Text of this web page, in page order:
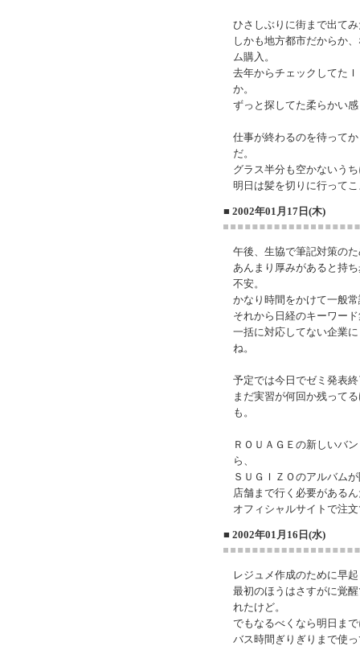
ひさしぶりに街まで出て
しかも地方都市だからか
ム購入。
去年からチェックしてた
か。
ずっと探してた柔らかい
仕事が終わるのを待って
だ。
グラス半分も空かないう
明日は髪を切りに行って
■ 2002年01月17日(木)
午後、生協で筆記対策の
あんまり厚みがあると持
不安。
かなり時間をかけて一般
それから日経のキーワー
一括に対応してない企業
ね。
予定では今日でゼミ発表
まだ実習が何回か残って
も。
ＲＯＵＡＧＥの新しいバ
ら、
ＳＵＧＩＺＯのアルバム
店舗まで行く必要がある
オフィシャルサイトで注
■ 2002年01月16日(水)
レジュメ作成のために早
最初のほうはさすがに覚
れたけど。
でもなるべくなら明日ま
バス時間ぎりぎりまで使